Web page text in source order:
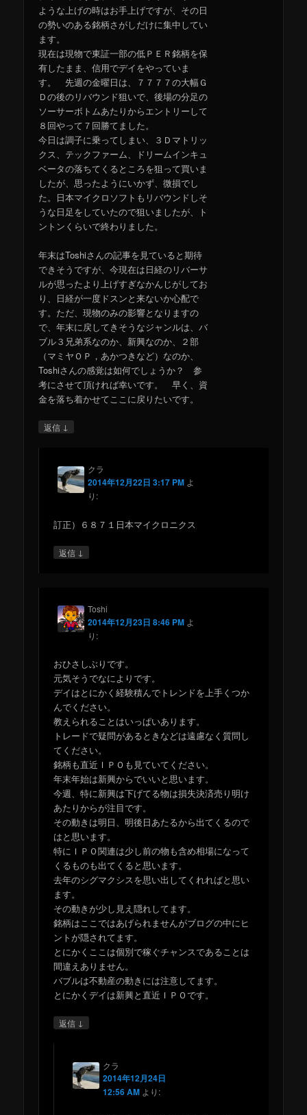
ような上げの時はお手上げですが、その日
の勢いのある銘柄さがしだけに集中してい
ます。
現在は現物で東証一部の低ＰＥＲ銘柄を保
有したまま、信用でデイをやっていま
す。 先週の金曜日は、７７７７の大幅Ｇ
Ｄの後のリバウンド狙いで、後場の分足の
ソーサーボトムあたりからエントリーして
８回やって７回勝てました。
今日は調子に乗ってしまい、３Ｄマトリッ
クス、テックファーム、ドリームインキュ
ベータの落ちてくるところを狙って買いま
したが、思ったようにいかず、微損でし
た。日本マイクロソフトもリバウンドしそ
うな日足をしていたので狙いましたが、ト
ントンくらいで終わりました。
年末はToshiさんの記事を見ていると期待
できそうですが、今現在は日経のリバーサ
ルが思ったより上げすぎなかんじがしてお
り、日経が一度ドスンと来ないか心配で
す。ただ、現物のみの影響となりますの
で、年末に戻してきそうなジャンルは、バ
ブル３兄弟系なのか、新興なのか、２部
（マミヤＯＰ，あかつきなど）なのか、
Toshiさんの感覚は如何でしょうか？ 参
考にさせて頂ければ幸いです。 早く、資
金を落ち着かせてここに戻りたいです。
返信 ↓
クラ
2014年12月22日 3:17 PM よ
り:
訂正）６８７１日本マイクロニクス
返信 ↓
Toshi
2014年12月23日 8:46 PM よ
り:
おひさしぶりです。
元気そうでなによりです。
デイはとにかく経験積んでトレンドを上手くつか
んでください。
教えられることはいっぱいあります。
トレードで疑問があるときなどは遠慮なく質問し
てください。
銘柄も直近ＩＰＯも見ていてください。
年末年始は新興からでいいと思います。
今週、特に新興は下げてる物は損失決済売り明け
あたりからが注目です。
その動きは明日、明後日あたるから出てくるので
はと思います。
特にＩＰＯ関連は少し前の物も含め相場になって
くるものも出てくると思います。
去年のシグマクシスを思い出してくれればと思い
ます。
その動きが少し見え隠れしてます。
銘柄はここではあげられませんがブログの中にヒ
ントが隠されてます。
とにかくここは個別で稼ぐチャンスであることは
間違えありません。
バブルは不動産の動きには注意してます。
とにかくデイは新興と直近ＩＰＯです。
返信 ↓
クラ
2014年12月24日
12:56 AM より: